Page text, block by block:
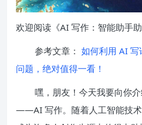
欢迎阅读《AI 写作：智能助手
参考文章： 如何利用 AI
问题，绝对值得一看！
嘿，朋友！今天我要向你
——AI 写作。随着人工智能技